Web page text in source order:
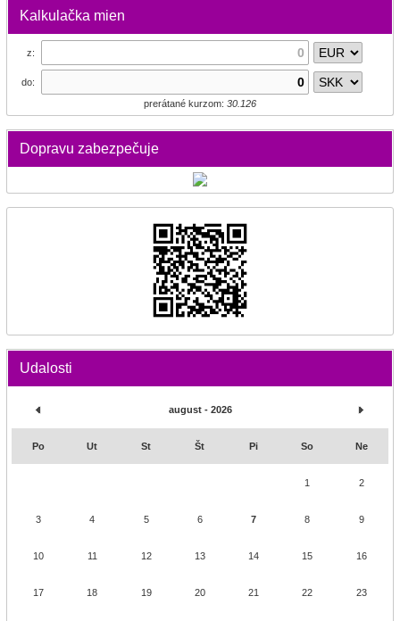
Kalkulačka mien
z:
do:
prerátané kurzom: 30.126
Dopravu zabezpečuje
Udalosti
august - 2026
Po Ut St Št Pi So Ne
1 2
3 4 5 6 7 8 9
10 11 12 13 14 15 16
17 18 19 20 21 22 23